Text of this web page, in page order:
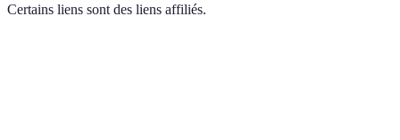
Certains liens sont des liens affiliés.